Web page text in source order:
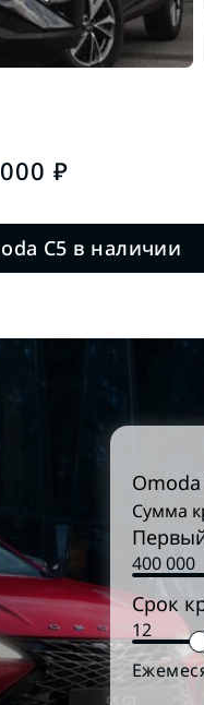
₽
C5 в наличии
Omoda
Сумма
Срок